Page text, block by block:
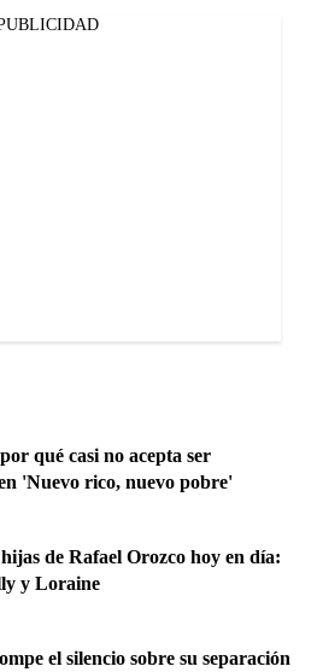
qué casi no acepta ser
'Nuevo rico, nuevo pobre'
de Rafael Orozco hoy en día:
y Loraine
el silencio sobre su separación